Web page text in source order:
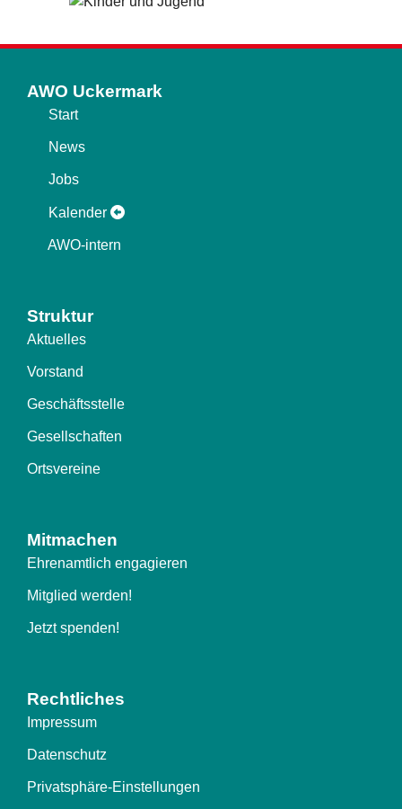
AWO Uckermark
Start
News
Jobs
Kalender
AWO-intern
Struktur
Aktuelles
Vorstand
Geschäftsstelle
Gesellschaften
Ortsvereine
Mitmachen
Ehrenamtlich engagieren
Mitglied werden!
Jetzt spenden!
Rechtliches
Impressum
Datenschutz
Privatsphäre-Einstellungen